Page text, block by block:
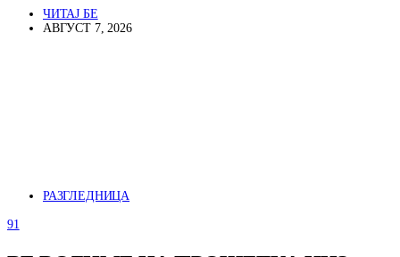
ЧИТАЈ БЕ
АВГУСТ 7, 2026
РАЗГЛЕДНИЦА
91